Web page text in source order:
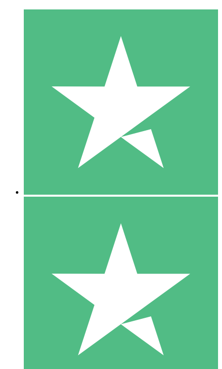
Paquetes de Créditos Individuales
Paga según el uso con créditos de descarga. Sin compromiso
10 00
10 Descargas
20 00